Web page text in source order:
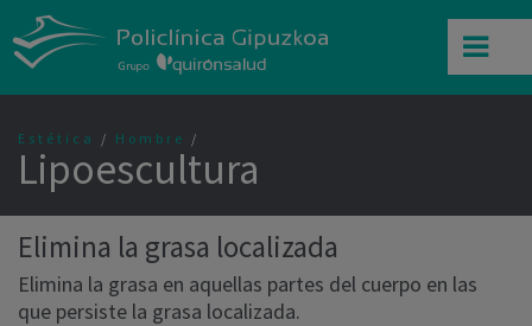
Estética / Hombre
Lipoescultura
Elimina la grasa localizada
Elimina la grasa en aquellas partes del cuerpo en las
que persiste la grasa localizada.